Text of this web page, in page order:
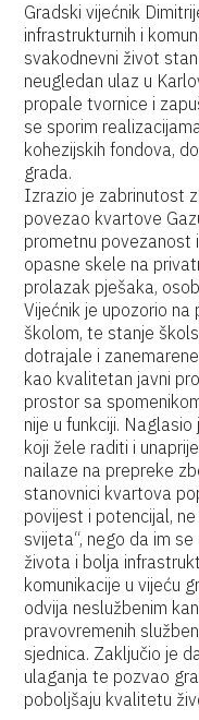
Gradski vijećnik
infrastrukturnih i
svakodnevni život
neugledan ulaz u
propale tvornice i
se sporim
kohezijskih fondova,
grada.
Izrazio je zabrinutost
povezao kvartove
prometnu povezanost
opasne skele na
prolazak pješaka,
Vijećnik je upozorio na
školom, te stanje
dotrajale i
kao kvalitetan javni
prostor sa
nije u funkciji.
koji žele raditi i
nailaze na prepreke
stanovnici kvartova
povijest i potencijal,
svijeta“, nego da im
života i bolja
komunikacije u vijeću
odvija neslužbenim
pravovremenih
sjednica. Zaključio je
ulaganja te pozvao
poboljšaju kvalitetu